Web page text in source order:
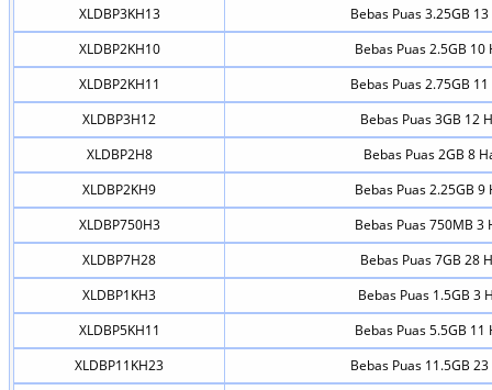
XLDBP3KH13
Bebas Puas 3.25GB
XLDBP2KH10
Bebas Puas 2.5GB 10
XLDBP2KH11
Bebas Puas 2.75GB
XLDBP3H12
Bebas Puas 3GB 12
XLDBP2H8
Bebas Puas 2GB 8
XLDBP2KH9
Bebas Puas 2.25GB 9
XLDBP750H3
Bebas Puas 750MB 3
XLDBP7H28
Bebas Puas 7GB 28
XLDBP1KH3
Bebas Puas 1.5GB 3
XLDBP5KH11
Bebas Puas 5.5GB 11
XLDBP11KH23
Bebas Puas 11.5GB